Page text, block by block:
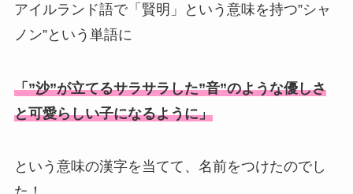
アイルランド語で「賢明」という意味を持つ”シャ
ノン”という単語に
「”沙”が立てるサラサラした”音”のような優しさ
と可愛らしい子になるように」
という意味の漢字を当てて、名前をつけたのでし